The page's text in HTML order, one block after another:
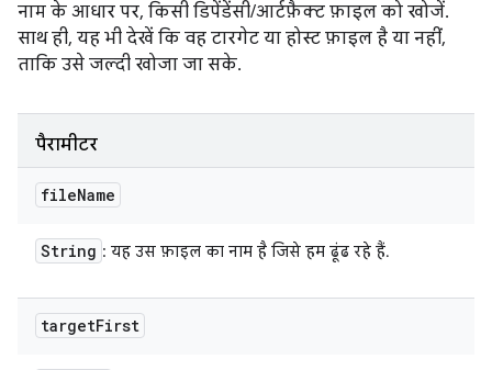
नाम के आधार पर, किसी डिपेंडेंसी/आर्टफ़ैक्ट फ़ाइल को खोजें.
साथ ही, यह भी देखें कि वह टारगेट या होस्ट फ़ाइल है या नहीं,
ताकि उसे जल्दी खोजा जा सके.
पैरामीटर
fileName
String : यह उस फ़ाइल का नाम है जिसे हम ढूंढ रहे हैं.
targetFirst